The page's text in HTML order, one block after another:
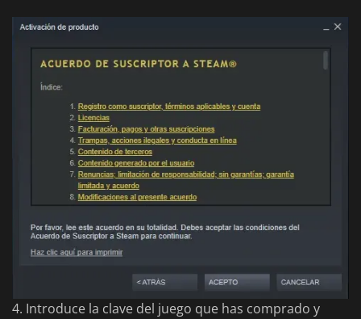
4. Introduce la clave del juego que has comprado y